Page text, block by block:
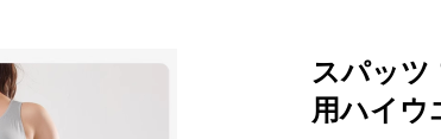
スパッツ
用ハイウ